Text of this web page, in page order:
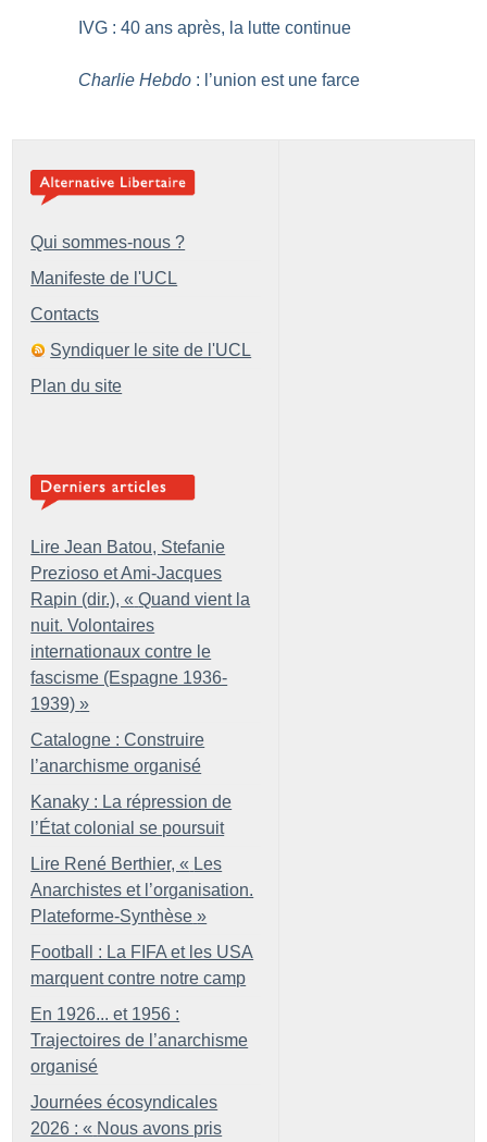
IVG : 40 ans après, la lutte continue
Charlie Hebdo : l’union est une farce
Qui sommes-nous ?
Manifeste de l'UCL
Contacts
Syndiquer le site de l'UCL
Plan du site
Lire Jean Batou, Stefanie
Prezioso et Ami-Jacques
Rapin (dir.), « Quand vient la
nuit. Volontaires
internationaux contre le
fascisme (Espagne 1936-
1939) »
Catalogne : Construire
l’anarchisme organisé
Kanaky : La répression de
l’État colonial se poursuit
Lire René Berthier, « Les
Anarchistes et l’organisation.
Plateforme-Synthèse »
Football : La FIFA et les USA
marquent contre notre camp
En 1926... et 1956 :
Trajectoires de l’anarchisme
organisé
Journées écosyndicales
2026 : « Nous avons pris